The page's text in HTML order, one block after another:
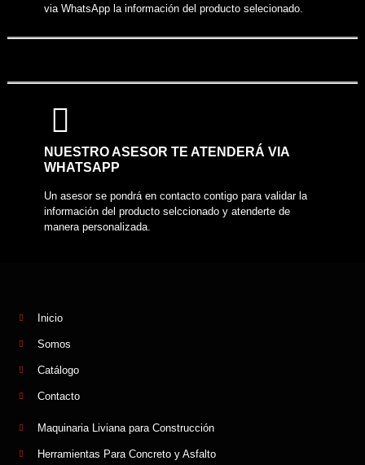
via WhatsApp la información del producto selecionado.
NUESTRO ASESOR TE ATENDERÁ VIA
WHATSAPP
Un asesor se pondrá en contacto contigo para validar la
información del producto selccionado y atenderte de
manera personalizada.
Inicio
Somos
Catálogo
Contacto
Maquinaria Liviana para Construcción
Herramientas Para Concreto y Asfalto